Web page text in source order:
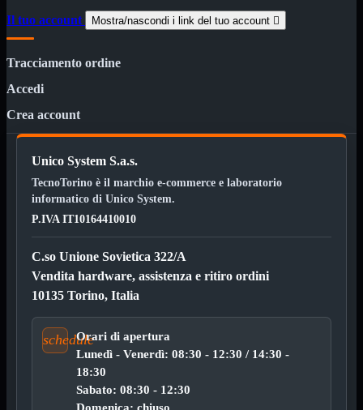
DissipatoriMostra tutti i prodotti
40x40
70x70
80x80
140x140
Cavi
PCI
DVD-R
DVD+R
Contenitori
Il tuo account Mostra/nascondi i link del tuo account 
Tracciamento ordine
Accedi
Crea account
Unico System S.a.s.
TecnoTorino è il marchio e-commerce e laboratorio
informatico di Unico System.
P.IVA IT10164410010
C.so Unione Sovietica 322/A
Vendita hardware, assistenza e ritiro ordini
10135 Torino, Italia
scheduleOrari di apertura
Lunedì - Venerdì: 08:30 - 12:30 / 14:30 -
18:30
Sabato: 08:30 - 12:30